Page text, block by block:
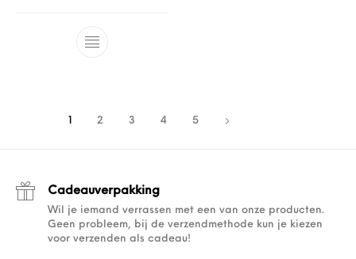
1 2 3 4 5
Cadeauverpakking
Wil je iemand verrassen met een van onze producten.
Geen probleem, bij de verzendmethode kun je kiezen
voor verzenden als cadeau!